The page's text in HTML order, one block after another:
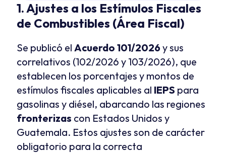
1. Ajustes a los Estímulos Fiscales
de Combustibles (Área Fiscal)
Se publicó el Acuerdo 101/2026 y sus
correlativos (102/2026 y 103/2026), que
establecen los porcentajes y montos de
estímulos fiscales aplicables al IEPS para
fronterizas con Estados Unidos y
Guatemala. Estos ajustes son de carácter
obligatorio para la correcta